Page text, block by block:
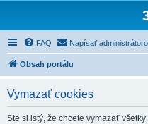
FAQ Napísať
Obsah portálu
Vymazať cookies
Ste si istý, že chcete vymazať